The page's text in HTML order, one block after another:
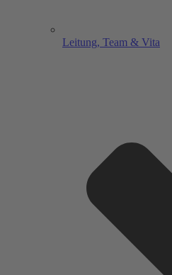
Leitung, Team & Vita